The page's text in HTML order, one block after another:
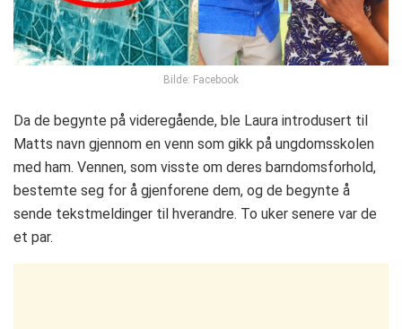
Bilde: Facebook
Da de begynte på videregående, ble Laura introdusert til
Matts navn gjennom en venn som gikk på ungdomsskolen
med ham. Vennen, som visste om deres barndomsforhold,
bestemte seg for å gjenforene dem, og de begynte å
sende tekstmeldinger til hverandre. To uker senere var de
et par.